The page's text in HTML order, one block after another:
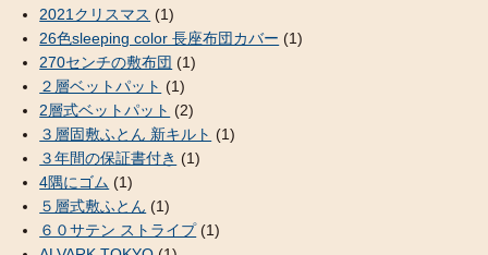
2021クリスマス (1)
26色sleeping color 長座布団カバー (1)
270センチの敷布団 (1)
２層ベットパット (1)
2層式ベットパット (2)
３層固敷ふとん 新キルト (1)
３年間の保証書付き (1)
4隅にゴム (1)
５層式敷ふとん (1)
６０サテン ストライプ(1)